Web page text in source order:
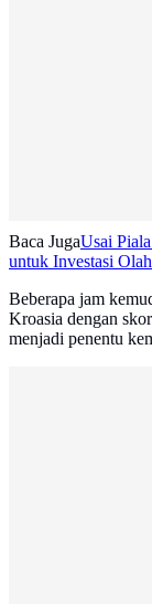
Baca JugaUsai
untuk Investasi
Beberapa jam
Kroasia dengan
menjadi penentu